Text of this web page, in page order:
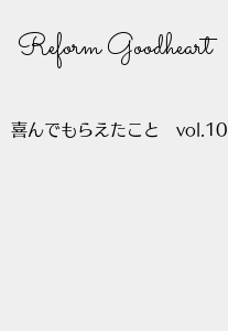
Reform Goodheart
喜んでもらえたこと vol.10